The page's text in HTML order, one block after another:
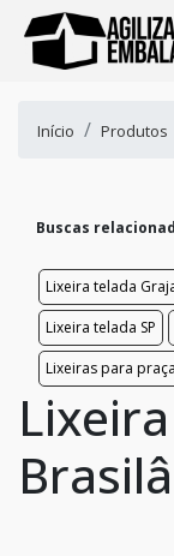
Início Produtos
Buscas
Lixeira telada
Lixeira telada SP
Lixeiras para